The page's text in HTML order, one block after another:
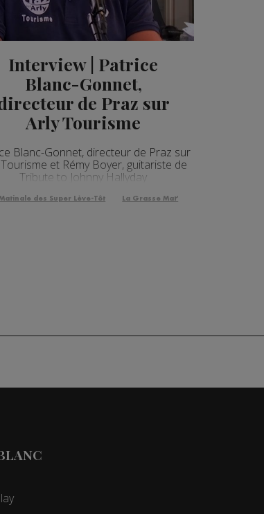
Interview | Patrice
Blanc-Gonnet,
de Praz sur
Arly Tourisme
Blanc-Gonnet, directeur de Praz sur
et Rémy Boyer, guitariste de
Tribute to Johnny Hallyday
Matinale des Super Lève-Tôt La Grasse Mat'